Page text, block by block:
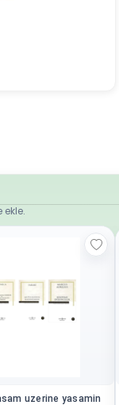
ekle.
uzerine yasamin